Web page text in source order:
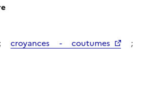
croyances - coutumes
;